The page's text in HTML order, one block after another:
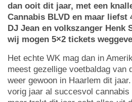
dan ooit dit jaar, met een
Cannabis BLVD en maar liefst
DJ Jean en volkszanger Henk
wij mogen 5×2 tickets
Het echte WK mag dan in
meest gezellige voetbaldag van
weer gewoon in Haarlem dit
vorig jaar al succesvol cannabis